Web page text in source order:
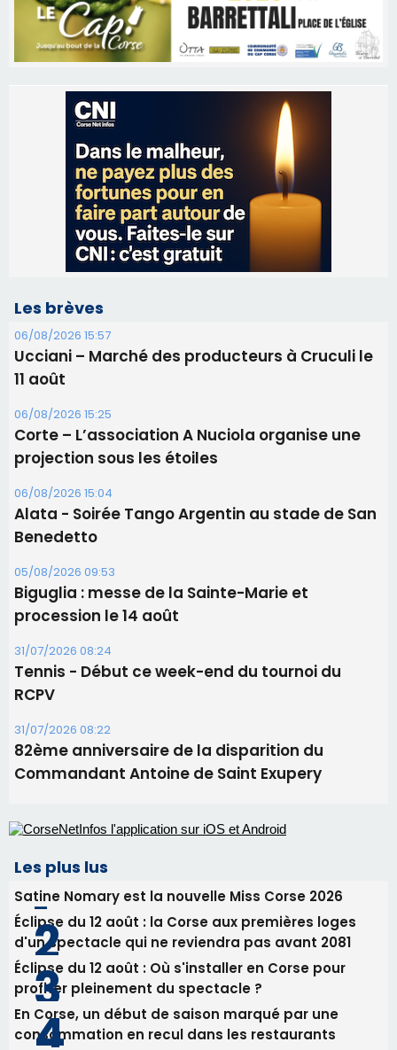
Les brèves
06/08/2026 15:57
Ucciani – Marché des producteurs à Cruculi le
11 août
06/08/2026 15:25
Corte – L’association A Nuciola organise une
projection sous les étoiles
06/08/2026 15:04
Alata - Soirée Tango Argentin au stade de San
Benedetto
05/08/2026 09:53
Biguglia : messe de la Sainte-Marie et
procession le 14 août
31/07/2026 08:24
Tennis - Début ce week-end du tournoi du
RCPV
31/07/2026 08:22
82ème anniversaire de la disparition du
Commandant Antoine de Saint Exupery
Les plus lus
Satine Nomary est la nouvelle Miss Corse 2026
Éclipse du 12 août : la Corse aux premières loges
d'un spectacle qui ne reviendra pas avant 2081
Éclipse du 12 août : Où s'installer en Corse pour
profiter pleinement du spectacle ?
En Corse, un début de saison marqué par une
consommation en recul dans les restaurants